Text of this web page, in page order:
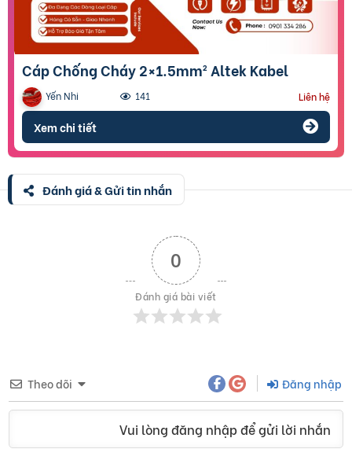
Cáp Chống Cháy 2×1.5mm² Altek Kabel
Yến Nhi 141 Liên hệ
Xem chi tiết
Đánh giá & Gửi tin nhắn
0
Đánh giá bài viết
Theo dõi Đăng nhập
Vui lòng đăng nhập để gửi lời nhắn